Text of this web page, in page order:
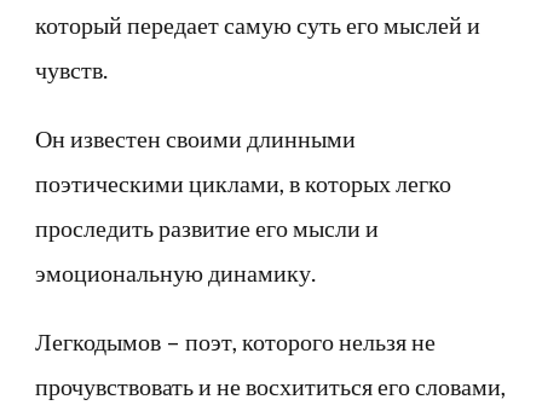
который передает самую суть его мыслей и
чувств.
Он известен своими длинными
поэтическими циклами, в которых легко
проследить развитие его мысли и
эмоциональную динамику.
Легкодымов – поэт, которого нельзя не
прочувствовать и не восхититься его словами,